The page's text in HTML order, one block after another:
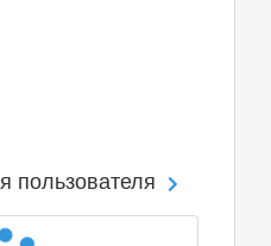
пользователя